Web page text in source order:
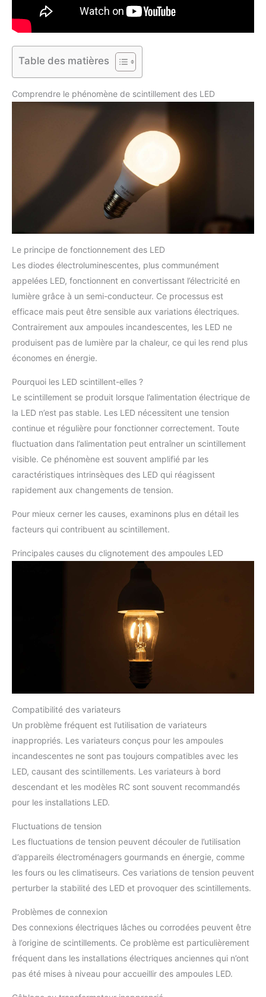
Table des matières
Comprendre le phénomène de scintillement des LED
Le principe de fonctionnement des LED
Les diodes électroluminescentes, plus communément
appelées LED, fonctionnent en convertissant l’électricité en
lumière grâce à un semi-conducteur. Ce processus est
efficace mais peut être sensible aux variations électriques.
Contrairement aux ampoules incandescentes, les LED ne
produisent pas de lumière par la chaleur, ce qui les rend plus
économes en énergie.
Pourquoi les LED scintillent-elles ?
Le scintillement se produit lorsque l’alimentation électrique de
la LED n’est pas stable. Les LED nécessitent une tension
continue et régulière pour fonctionner correctement. Toute
fluctuation dans l’alimentation peut entraîner un scintillement
visible. Ce phénomène est souvent amplifié par les
caractéristiques intrinsèques des LED qui réagissent
rapidement aux changements de tension.
Pour mieux cerner les causes, examinons plus en détail les
facteurs qui contribuent au scintillement.
Principales causes du clignotement des ampoules LED
Compatibilité des variateurs
Un problème fréquent est l’utilisation de variateurs
inappropriés. Les variateurs conçus pour les ampoules
incandescentes ne sont pas toujours compatibles avec les
LED, causant des scintillements. Les variateurs à bord
descendant et les modèles RC sont souvent recommandés
pour les installations LED.
Fluctuations de tension
Les fluctuations de tension peuvent découler de l’utilisation
d’appareils électroménagers gourmands en énergie, comme
les fours ou les climatiseurs. Ces variations de tension peuvent
perturber la stabilité des LED et provoquer des scintillements.
Problèmes de connexion
Des connexions électriques lâches ou corrodées peuvent être
à l’origine de scintillements. Ce problème est particulièrement
fréquent dans les installations électriques anciennes qui n’ont
pas été mises à niveau pour accueillir des ampoules LED.